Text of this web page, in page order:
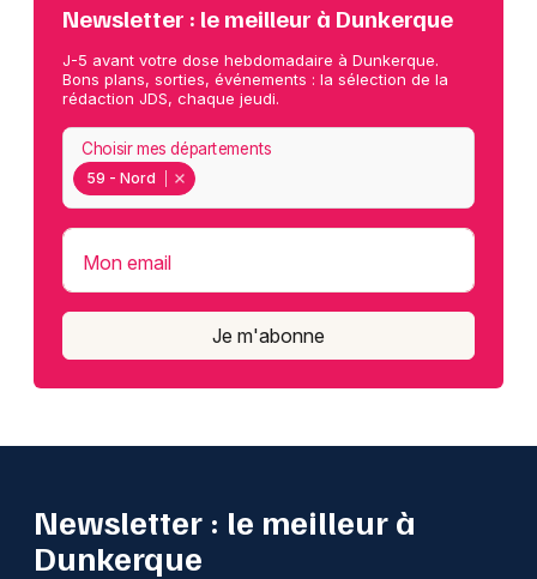
Newsletter : le meilleur à Dunkerque
J-5 avant votre dose hebdomadaire à Dunkerque.
Bons plans, sorties, événements : la sélection de la
rédaction JDS, chaque jeudi.
59 - Nord
Choisir mes départements
Mon email
Je m'abonne
Newsletter : le meilleur à
Dunkerque